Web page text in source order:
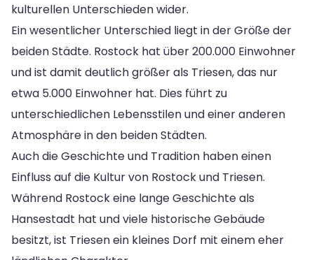
kulturellen Unterschieden wider.
Ein wesentlicher Unterschied liegt in der Größe der
beiden Städte. Rostock hat über 200.000 Einwohner
und ist damit deutlich größer als Triesen, das nur
etwa 5.000 Einwohner hat. Dies führt zu
unterschiedlichen Lebensstilen und einer anderen
Atmosphäre in den beiden Städten.
Auch die Geschichte und Tradition haben einen
Einfluss auf die Kultur von Rostock und Triesen.
Während Rostock eine lange Geschichte als
Hansestadt hat und viele historische Gebäude
besitzt, ist Triesen ein kleines Dorf mit einem eher